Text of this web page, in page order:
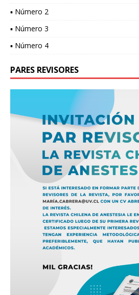
▪ Número 2
▪ Número 3
▪ Número 4
PARES REVISORES